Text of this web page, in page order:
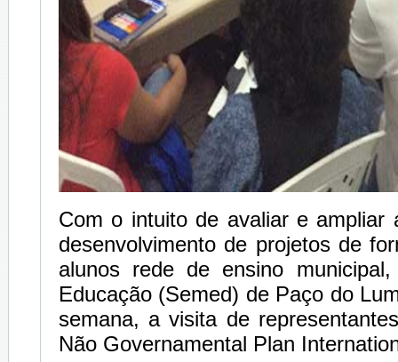
Com o intuito de avaliar e ampliar
desenvolvimento de projetos de
alunos rede de ensino
Educação (Semed) de Paço do
semana, a visita de
Não Governamental Plan